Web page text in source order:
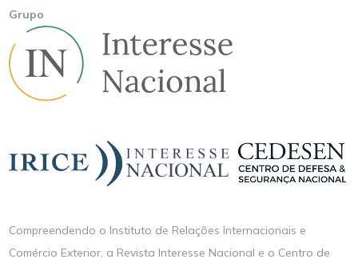
Grupo
Compreendendo o Instituto de Relações Internacionais e
Comércio Exterior, a Revista Interesse Nacional e o Centro de